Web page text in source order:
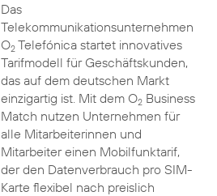
Das
Telekommunikationsunternehmen
O2Telefónica startet innovatives
Tarifmodell für Geschäftskunden,
das auf dem deutschen Markt
einzigartig ist. Mit dem O2Business
Match nutzen Unternehmen für
alle Mitarbeiterinnen und
Mitarbeiter einen Mobilfunktarif,
der den Datenverbrauch pro SIM-
Karte flexibel nach preislich